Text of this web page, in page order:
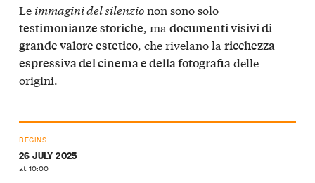
Le immagini del silenzionon sono solo
testimonianze storiche, ma documenti visivi di
grande valore estetico, che rivelano la ricchezza
espressiva del cinema e della fotografiadelle
origini.
BEGINS
26 JULY 2025
at 10:00